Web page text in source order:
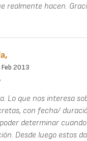
realmente hacen.
2013
Lo que nos interesa
con fecha/
determinar
Desde luego estos